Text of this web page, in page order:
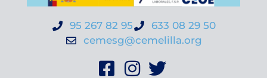
95 267 82 95
633 08 29 50
cemesg@cemelilla.org